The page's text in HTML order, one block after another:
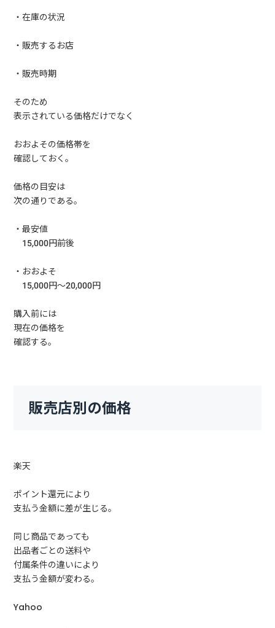
・在庫の状況
・販売するお店
・販売時期
そのため
表示されている価格だけでなく
おおよその価格帯を
確認しておく。
価格の目安は
次の通りである。
・最安値
15,000円前後
・おおよそ
15,000円〜20,000円
購入前には
現在の価格を
確認する。
販売店別の価格
楽天
ポイント還元により
支払う金額に差が生じる。
同じ商品であっても
出品者ごとの送料や
付属条件の違いにより
支払う金額が変わる。
Yahoo